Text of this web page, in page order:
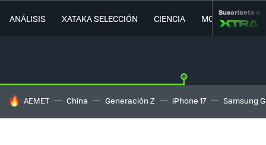
ANÁLISIS XATAKA SELECCIÓN CIENCIA MOVILIDAD
Suscríbete a
HOY SE HABLA DE
AEMET China Generación Z iPhone 17 Samsung